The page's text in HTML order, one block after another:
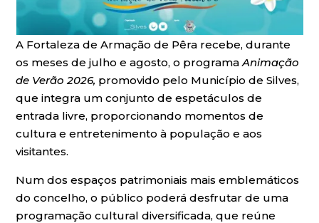
A Fortaleza de Armação de Pêra recebe, durante
os meses de julho e agosto, o programaAnimação
de Verão 2026, promovido pelo Município de Silves,
que integra um conjunto de espetáculos de
entrada livre, proporcionando momentos de
cultura e entretenimento à população e aos
visitantes.
Num dos espaços patrimoniais mais emblemáticos
do concelho, o público poderá desfrutar de uma
programação cultural diversificada, que reúne